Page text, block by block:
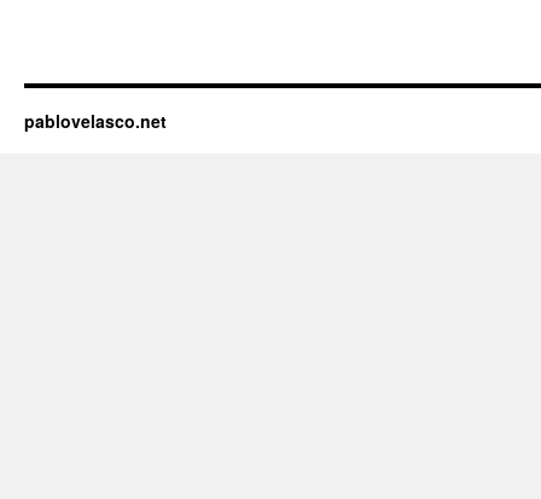
pablovelasco.net